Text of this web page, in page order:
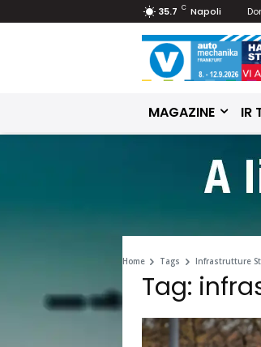
35.7 C Napoli
MAGAZINE IR
Home Tags Infrastrutture
Tag: